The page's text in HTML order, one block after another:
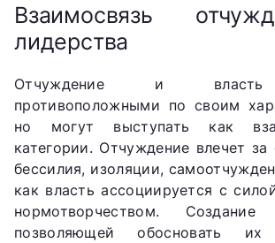
Взаимосвязь
лидерства
Отчуждение и власть
противоположными по своим
но могут выступать как
категории. Отчуждение влечет за
бессилия, изоляции,
как власть ассоциируется с
нормотворчеством. Создание
позволяющей обосновать их